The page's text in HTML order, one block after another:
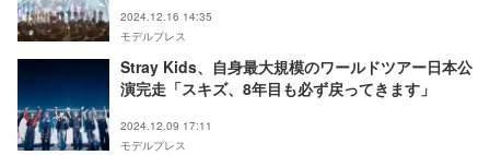
2024.12.16 14:35
モデルプレス
Stray Kids、自身最大規模のワールドツアー日本公
演完走「スキズ、8年目も必ず戻ってきます」
2024.12.09 17:11
モデルプレス